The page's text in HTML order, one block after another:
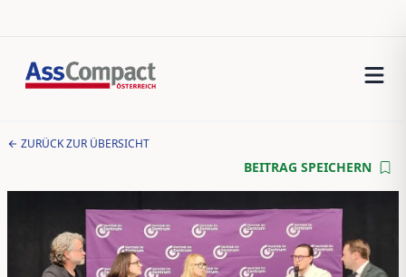
ZURÜCK ZUR ÜBERSICHT
BEITRAG SPEICHERN